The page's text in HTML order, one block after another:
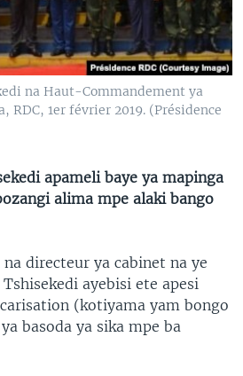
na Haut-Commandement ya
RDC, 1er février 2019. (Présidence
apameli baye ya mapinga
alima mpe alaki bango
directeur ya cabinet na ye
ayebisi ete apesi
(kotiyama yam bongo
basoda ya sika mpe ba